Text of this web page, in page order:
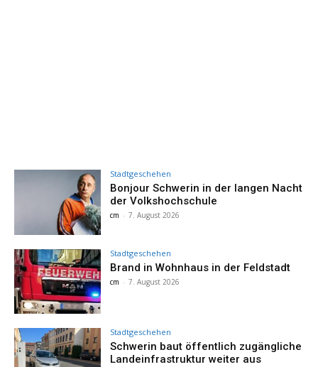
Stadtgeschehen
Bonjour Schwerin in der langen Nacht
der Volkshochschule
cm - 7. August 2026
Stadtgeschehen
Brand in Wohnhaus in der Feldstadt
cm - 7. August 2026
Stadtgeschehen
Schwerin baut öffentlich zugängliche
Landeinfrastruktur weiter aus